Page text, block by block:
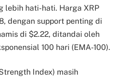
lebih hati-hati. Harga XRP
dengan support penting di
di $2.22, ditandai oleh
100 hari (EMA-100).
Index) masih